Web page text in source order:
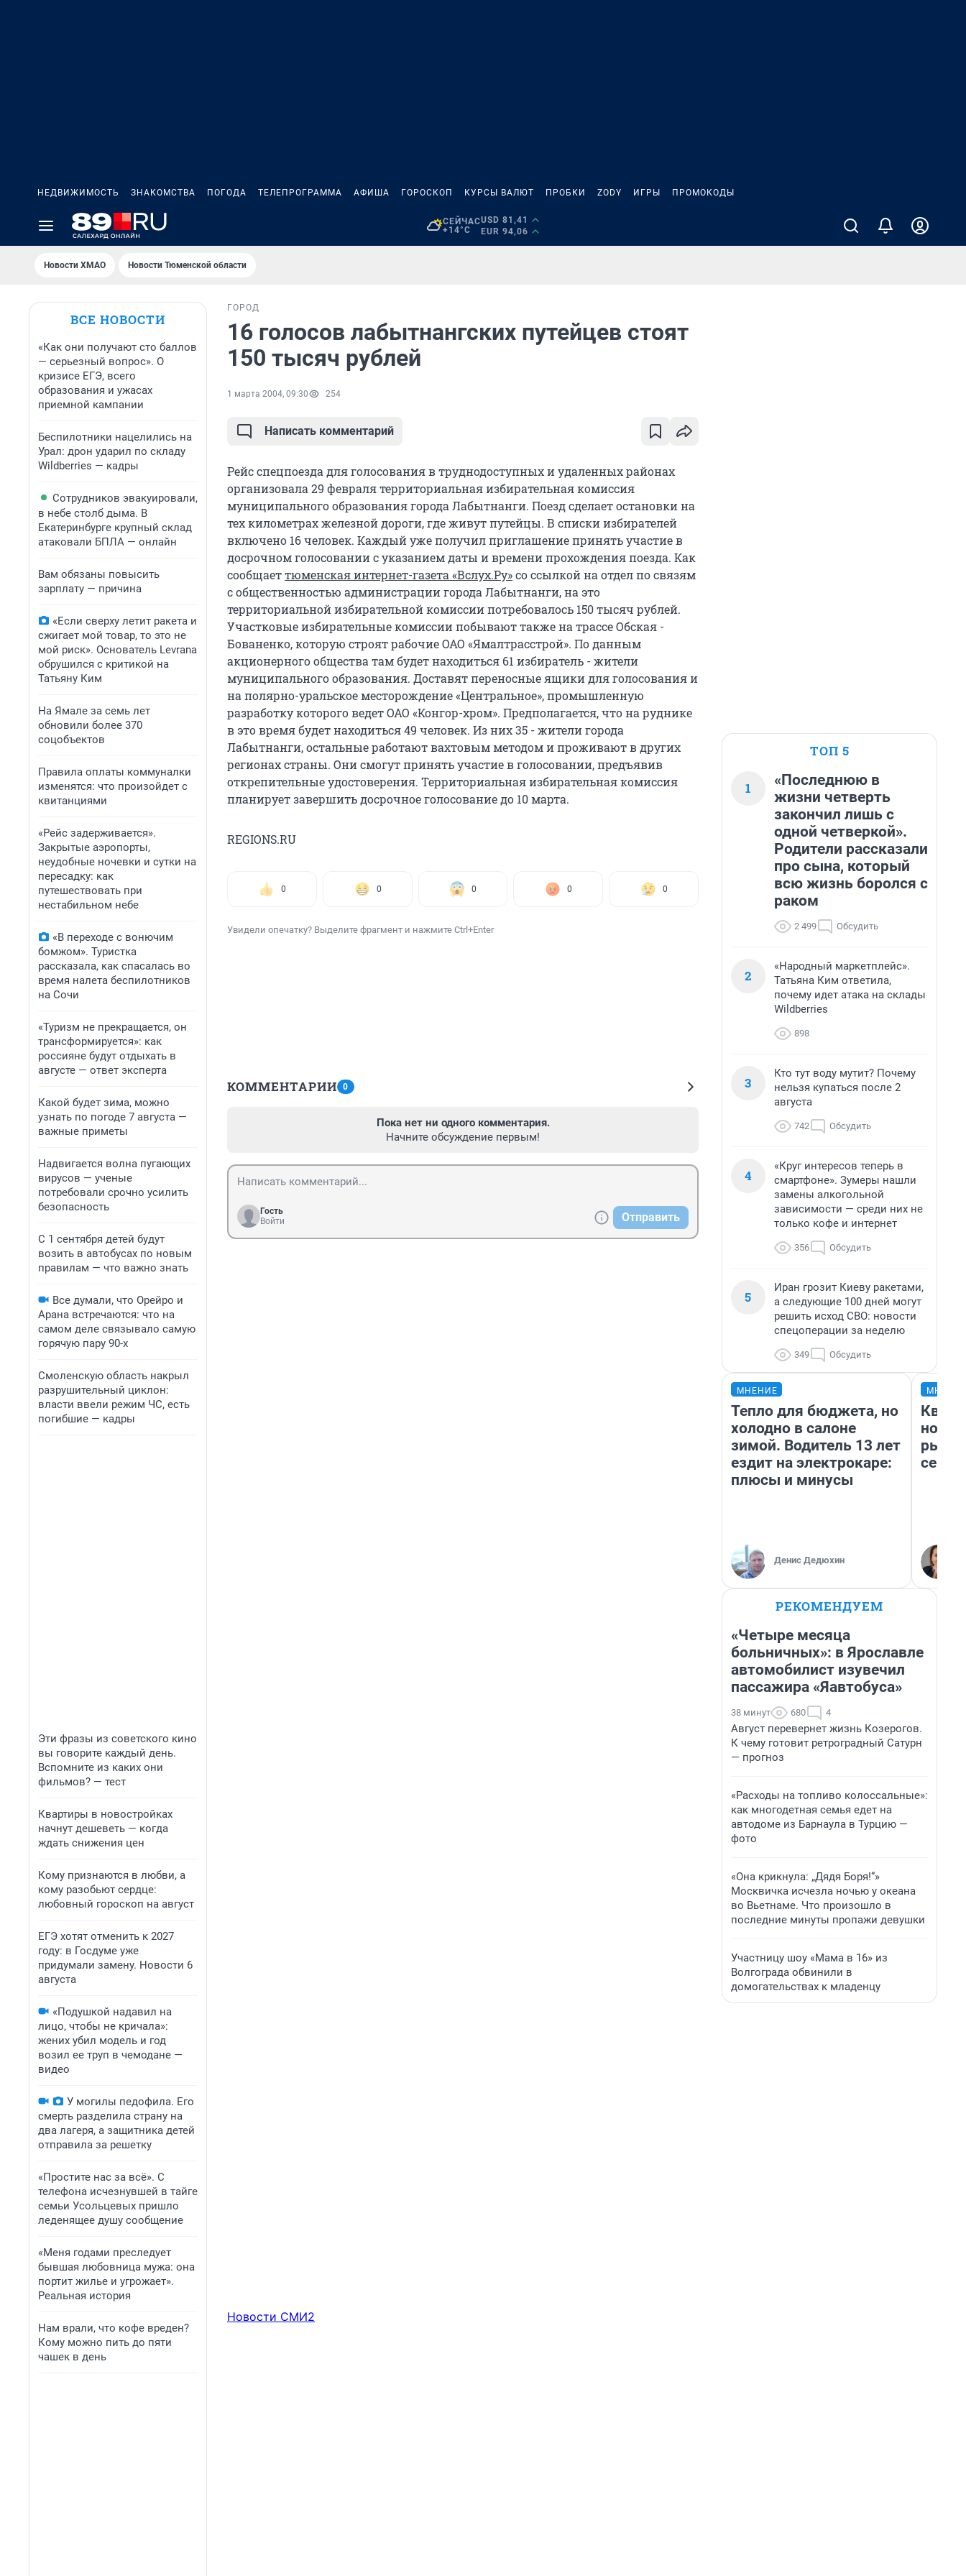
НЕДВИЖИМОСТЬ ЗНАКОМСТВА ПОГОДА ТЕЛЕПРОГРАММА АФИША ГОРОСКОП КУРСЫ ВАЛЮТ ПРОБКИ ZODY ИГРЫ ПРОМОКОДЫ
СЕЙЧАС
+14°C
USD 81,41
EUR 94,06
Новости ХМАО Новости Тюменской области
ВСЕ НОВОСТИ
«Как они получают сто баллов
— серьезный вопрос». О
кризисе ЕГЭ, всего
образования и ужасах
приемной кампании
Беспилотники нацелились на
Урал: дрон ударил по складу
Wildberries — кадры
Сотрудников эвакуировали,
в небе столб дыма. В
Екатеринбурге крупный склад
атаковали БПЛА — онлайн
Вам обязаны повысить
зарплату — причина
«Если сверху летит ракета и
сжигает мой товар, то это не
мой риск». Основатель Levrana
обрушился с критикой на
Татьяну Ким
На Ямале за семь лет
обновили более 370
соцобъектов
Правила оплаты коммуналки
изменятся: что произойдет с
квитанциями
«Рейс задерживается».
Закрытые аэропорты,
неудобные ночевки и сутки на
пересадку: как
путешествовать при
нестабильном небе
«В переходе с вонючим
бомжом». Туристка
рассказала, как спасалась во
время налета беспилотников
на Сочи
«Туризм не прекращается, он
трансформируется»: как
россияне будут отдыхать в
августе — ответ эксперта
Какой будет зима, можно
узнать по погоде 7 августа —
важные приметы
Надвигается волна пугающих
вирусов — ученые
потребовали срочно усилить
безопасность
С 1 сентября детей будут
возить в автобусах по новым
правилам — что важно знать
Все думали, что Орейро и
Арана встречаются: что на
самом деле связывало самую
горячую пару 90-х
Смоленскую область накрыл
разрушительный циклон:
власти ввели режим ЧС, есть
погибшие — кадры
Эти фразы из советского кино
вы говорите каждый день.
Вспомните из каких они
фильмов? — тест
Квартиры в новостройках
начнут дешеветь — когда
ждать снижения цен
Кому признаются в любви, а
кому разобьют сердце:
любовный гороскоп на август
ЕГЭ хотят отменить к 2027
году: в Госдуме уже
придумали замену. Новости 6
августа
«Подушкой надавил на
лицо, чтобы не кричала»:
жених убил модель и год
возил ее труп в чемодане —
видео
У могилы педофила. Его
смерть разделила страну на
два лагеря, а защитника детей
отправила за решетку
«Простите нас за всё». С
телефона исчезнувшей в тайге
семьи Усольцевых пришло
леденящее душу сообщение
«Меня годами преследует
бывшая любовница мужа: она
портит жилье и угрожает».
Реальная история
Нам врали, что кофе вреден?
Кому можно пить до пяти
чашек в день
ГОРОД
16 голосов лабытнангских путейцев стоят
150 тысяч рублей
1 марта 2004, 09:30 254
Написать комментарий
Рейс спецпоезда для голосования в труднодоступных и удаленных районах
организовала 29 февраля территориальная избирательная комиссия
муниципального образования города Лабытнанги. Поезд сделает остановки на
тех километрах железной дороги, где живут путейцы. В списки избирателей
включено 16 человек. Каждый уже получил приглашение принять участие в
досрочном голосовании с указанием даты и времени прохождения поезда. Как
сообщаеттюменская интернет-газета «Вслух.Ру»со ссылкой на отдел по связям
с общественностью администрации города Лабытнанги, на это
территориальной избирательной комиссии потребовалось 150 тысяч рублей.
Участковые избирательные комиссии побывают также на трассе Обская -
Бованенко, которую строят рабочие ОАО «Ямалтрасстрой». По данным
акционерного общества там будет находиться 61 избиратель - жители
муниципального образования. Доставят переносные ящики для голосования и
на полярно-уральское месторождение «Центральное», промышленную
разработку которого ведет ОАО «Конгор-хром». Предполагается, что на руднике
в это время будет находиться 49 человек. Из них 35 - жители города
Лабытнанги, остальные работают вахтовым методом и проживают в других
регионах страны. Они смогут принять участие в голосовании, предъявив
открепительные удостоверения. Территориальная избирательная комиссия
планирует завершить досрочное голосование до 10 марта.
REGIONS.RU
0 0 0 0 0
Увидели опечатку? Выделите фрагмент и нажмите Ctrl+Enter
КОММЕНТАРИИ 0
Пока нет ни одного комментария.
Начните обсуждение первым!
Гость
Войти
Отправить
Новости СМИ2
ТОП 5
1
«Последнюю в
жизни четверть
закончил лишь с
одной четверкой».
Родители рассказали
про сына, который
всю жизнь боролся с
раком
2 499 Обсудить
2
«Народный маркетплейс».
Татьяна Ким ответила,
почему идет атака на склады
Wildberries
898
3
Кто тут воду мутит? Почему
нельзя купаться после 2
августа
742 Обсудить
4
«Круг интересов теперь в
смартфоне». Зумеры нашли
замены алкогольной
зависимости — среди них не
только кофе и интернет
356 Обсудить
5
Иран грозит Киеву ракетами,
а следующие 100 дней могут
решить исход СВО: новости
спецоперации за неделю
349 Обсудить
МНЕНИЕ
Тепло для бюджета, но
холодно в салоне
зимой. Водитель 13 лет
ездит на электрокаре:
плюсы и минусы
Денис Дедюхин
но
РЕКОМЕНДУЕМ
«Четыре месяца
больничных»: в Ярославле
автомобилист изувечил
пассажира «Яавтобуса»
38 минут 680 4
Август перевернет жизнь Козерогов.
К чему готовит ретроградный Сатурн
— прогноз
«Расходы на топливо колоссальные»:
как многодетная семья едет на
автодоме из Барнаула в Турцию —
фото
«Она крикнула: „Дядя Боря!“»
Москвичка исчезла ночью у океана
во Вьетнаме. Что произошло в
последние минуты пропажи девушки
Участницу шоу «Мама в 16» из
Волгограда обвинили в
домогательствах к младенцу